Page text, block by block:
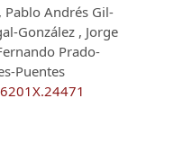
Andrés Gil-
González , Jorge
Prado-
Puentes